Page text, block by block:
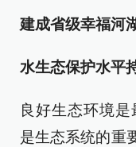
建成省级幸福河
水生态保护水平
良好生态环境
是生态系统的重